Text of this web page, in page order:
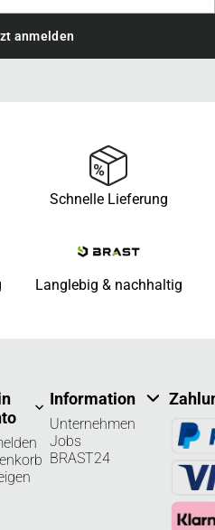
anmelden
Schnelle Lieferung
Langlebig & nachhaltig
Information
Unternehmen
Jobs
BRAST24